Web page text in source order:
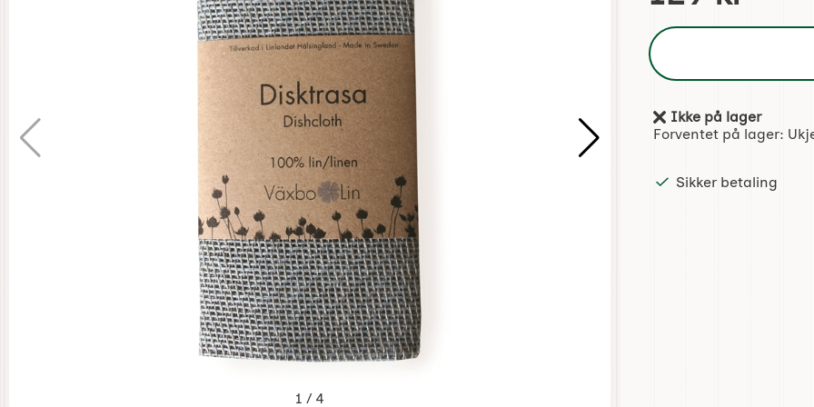
1 / 4
Produkttilgjengelighet:
Ikke på lager
Forventet på lager:
Sikker betaling